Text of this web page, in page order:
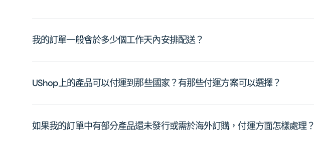
我的訂單一般會於多少個工作天內安排配送？
UShop上的產品可以付運到那些國家？有那些付運方案可以選擇？
如果我的訂單中有部分產品還未發行或需於海外訂購，付運方面怎樣處理？